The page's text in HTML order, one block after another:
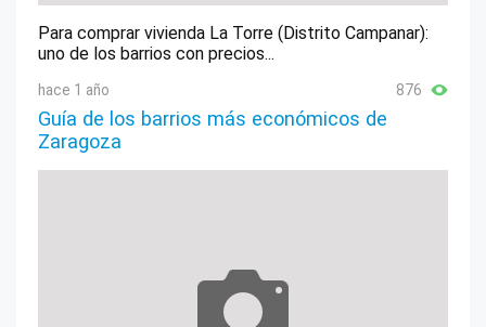
Para comprar vivienda La Torre (Distrito Campanar):
uno de los barrios con precios...
hace 1 año 876
Guía de los barrios más económicos de
Zaragoza